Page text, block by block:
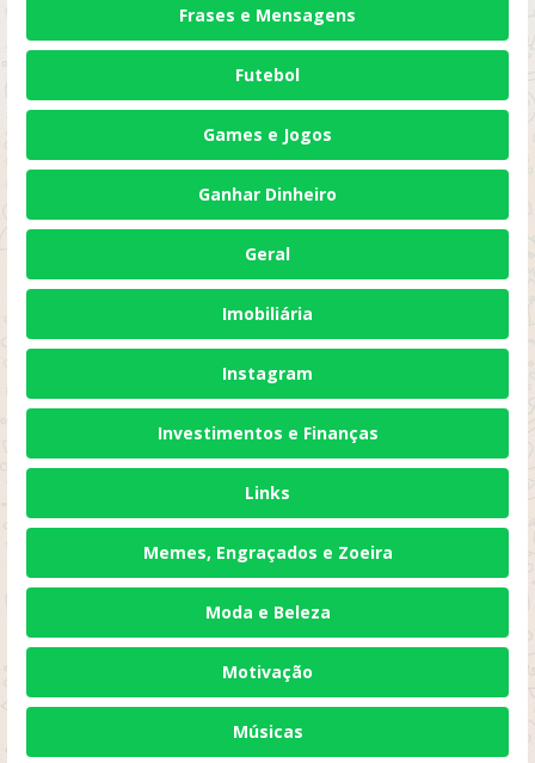
Frases e Mensagens
Futebol
Games e Jogos
Ganhar Dinheiro
Geral
Imobiliária
Instagram
Investimentos e Finanças
Links
Memes, Engraçados e Zoeira
Moda e Beleza
Motivação
Músicas